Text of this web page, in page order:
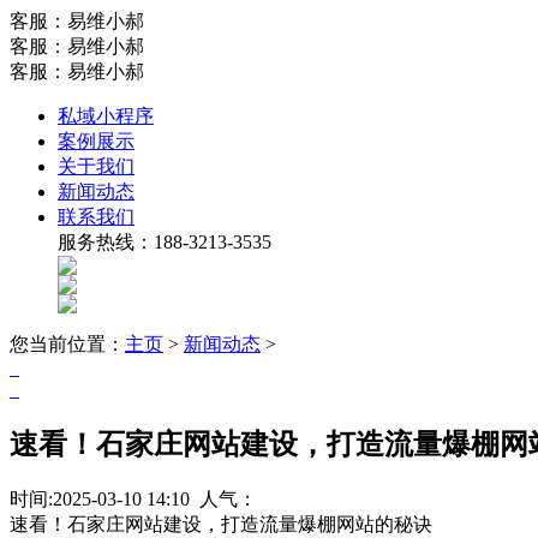
客服：易维小郝
客服：易维小郝
客服：易维小郝
私域小程序
案例展示
关于我们
新闻动态
联系我们
服务热线：188-3213-3535
您当前位置： 主页 > 新闻动态 >
速看！石家庄网站建设，打造流量爆棚网
时间:2025-03-10 14:10 人气：
速看！石家庄网站建设，打造流量爆棚网站的秘诀